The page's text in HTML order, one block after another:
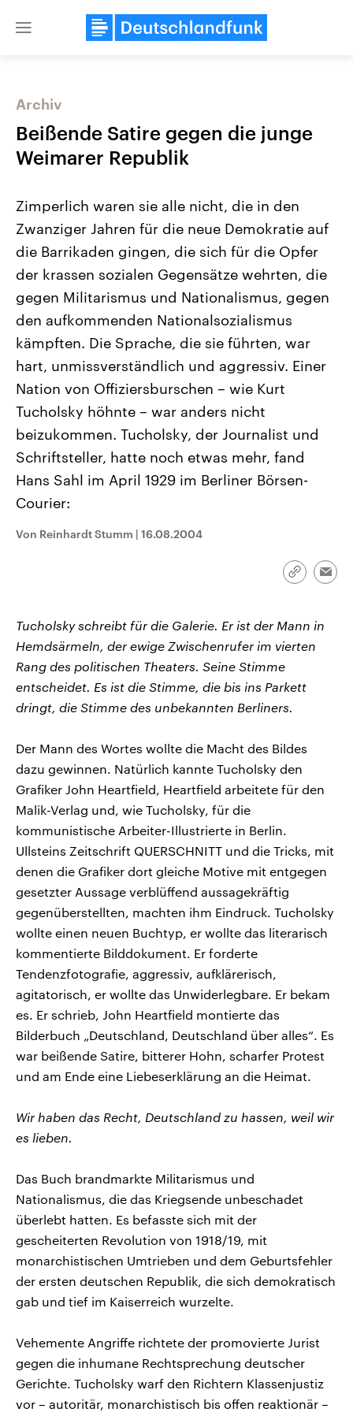
Close
Landtagswahl Sachsen-Anhalt
Alle Informationen
Sachsen-Anhalt wählt am 6.
September 2026 einen neuen
Landtag. Seit 2021 wird das
Bundesland von einer Koalition aus
CDU, SPD und FDP regiert.-
Umfragen, Prognosen,
Wahlprogramme, aktuelle Berichte
und Kandidaten der anstehenden
Wahl.
USA
Hintergründe
Wirtschaftlich und
gehören die Vereinigten
den mächtigsten Ländern
mit großem Einfluss auf
aktuelle Weltgeschehen.
Audio-Archiv
Archiv
Beißende Satire gegen die junge
Weimarer Republik
Zimperlich waren sie alle nicht, die in den
Zwanziger Jahren für die neue Demokratie auf
die Barrikaden gingen, die sich für die Opfer
der krassen sozialen Gegensätze wehrten, die
gegen Militarismus und Nationalismus, gegen
den aufkommenden Nationalsozialismus
kämpften. Die Sprache, die sie führten, war
hart, unmissverständlich und aggressiv. Einer
Nation von Offiziersburschen – wie Kurt
Tucholsky höhnte – war anders nicht
beizukommen. Tucholsky, der Journalist und
Schriftsteller, hatte noch etwas mehr, fand
Hans Sahl im April 1929 im Berliner Börsen-
Courier:
Von Reinhardt Stumm | 16.08.2004
Link
Tucholsky schreibt für die Galerie. Er ist der Mann in
Hemdsärmeln, der ewige Zwischenrufer im vierten
Rang des politischen Theaters. Seine Stimme
entscheidet. Es ist die Stimme, die bis ins Parkett
dringt, die Stimme des unbekannten Berliners.
Der Mann des Wortes wollte die Macht des Bildes
dazu gewinnen. Natürlich kannte Tucholsky den
Grafiker John Heartfield, Heartfield arbeitete für den
Malik-Verlag und, wie Tucholsky, für die
kommunistische Arbeiter-Illustrierte in Berlin.
Ullsteins Zeitschrift QUERSCHNITT und die Tricks, mit
denen die Grafiker dort gleiche Motive mit entgegen
gesetzter Aussage verblüffend aussagekräftig
gegenüberstellten, machten ihm Eindruck. Tucholsky
wollte einen neuen Buchtyp, er wollte das literarisch
kommentierte Bilddokument. Er forderte
Tendenzfotografie, aggressiv, aufklärerisch,
agitatorisch, er wollte das Unwiderlegbare. Er bekam
es. Er schrieb, John Heartfield montierte das
Bilderbuch „Deutschland, Deutschland über alles“. Es
war beißende Satire, bitterer Hohn, scharfer Protest
und am Ende eine Liebeserklärung an die Heimat.
Wir haben das Recht, Deutschland zu hassen, weil wir
es lieben.
Das Buch brandmarkte Militarismus und
Nationalismus, die das Kriegsende unbeschadet
überlebt hatten. Es befasste sich mit der
gescheiterten Revolution von 1918/19, mit
monarchistischen Umtrieben und dem Geburtsfehler
der ersten deutschen Republik, die sich demokratisch
gab und tief im Kaiserreich wurzelte.
Vehemente Angriffe richtete der promovierte Jurist
gegen die inhumane Rechtsprechung deutscher
Gerichte. Tucholsky warf den Richtern Klassenjustiz
vor – autoritär, monarchistisch bis offen reaktionär –